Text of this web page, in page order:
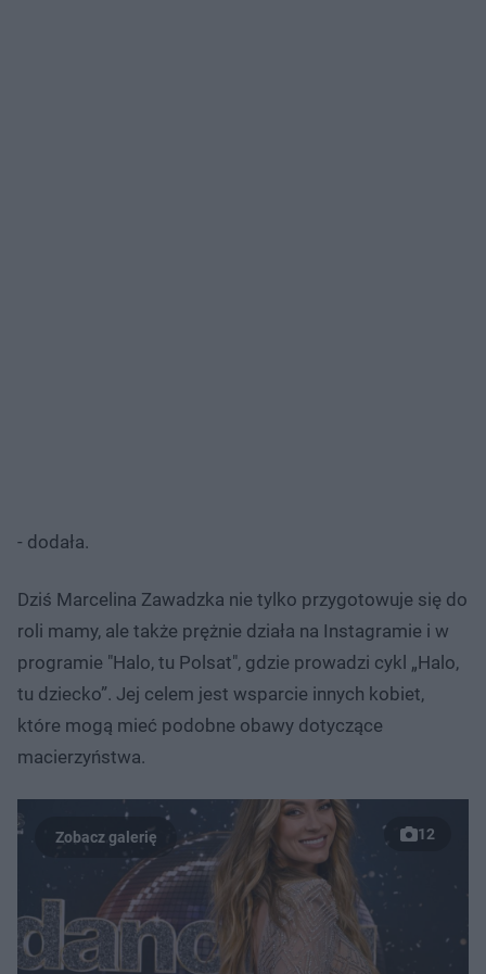
- dodała.
Dziś Marcelina Zawadzka nie tylko przygotowuje się do
roli mamy, ale także prężnie działa na Instagramie i w
programie "Halo, tu Polsat", gdzie prowadzi cykl „Halo,
tu dziecko”. Jej celem jest wsparcie innych kobiet,
które mogą mieć podobne obawy dotyczące
macierzyństwa.
12